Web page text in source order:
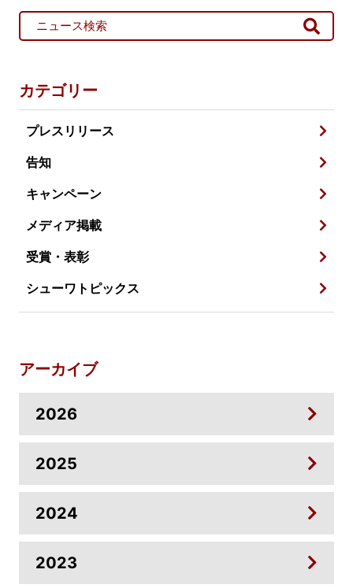
カテゴリー
プレスリリース
告知
キャンペーン
メディア掲載
受賞・表彰
シューワトピックス
アーカイブ
2026
2025
2024
2023